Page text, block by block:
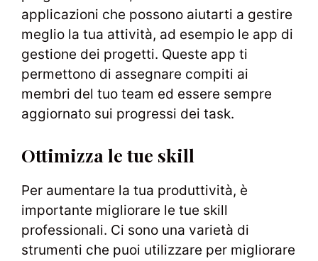
applicazioni che possono aiutarti a gestire
meglio la tua attività, ad esempio le app di
gestione dei progetti. Queste app ti
permettono di assegnare compiti ai
membri del tuo team ed essere sempre
aggiornato sui progressi dei task.
Ottimizza le tue skill
Per aumentare la tua produttività, è
importante migliorare le tue skill
professionali. Ci sono una varietà di
strumenti che puoi utilizzare per migliorare